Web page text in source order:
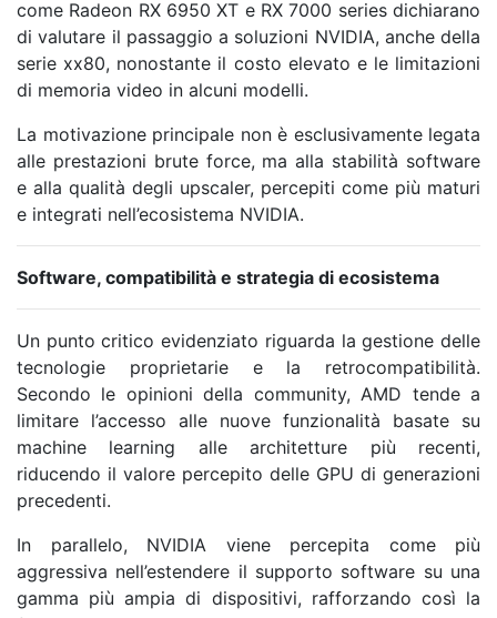
come Radeon RX 6950 XT e RX 7000 series dichiarano
di valutare il passaggio a soluzioni NVIDIA, anche della
serie xx80, nonostante il costo elevato e le limitazioni
di memoria video in alcuni modelli.
La motivazione principale non è esclusivamente legata
alle prestazioni brute force, ma alla stabilità software
e alla qualità degli upscaler, percepiti come più maturi
e integrati nell’ecosistema NVIDIA.
Software, compatibilità e strategia di ecosistema
Un punto critico evidenziato riguarda la gestione delle
tecnologie proprietarie e la retrocompatibilità.
Secondo le opinioni della community, AMD tende a
limitare l’accesso alle nuove funzionalità basate su
machine learning alle architetture più recenti,
riducendo il valore percepito delle GPU di generazioni
precedenti.
In parallelo, NVIDIA viene percepita come più
aggressiva nell’estendere il supporto software su una
gamma più ampia di dispositivi, rafforzando così la